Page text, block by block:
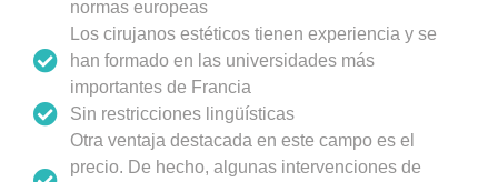
normas europeas
Los cirujanos estéticos tienen experiencia y se
han formado en las universidades más
importantes de Francia
Sin restricciones lingüísticas
Otra ventaja destacada en este campo es el
precio. De hecho, algunas intervenciones de